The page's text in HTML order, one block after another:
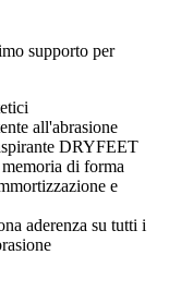
supporto per
all'abrasione
DRYFEET
di forma
e
aderenza su tutti i